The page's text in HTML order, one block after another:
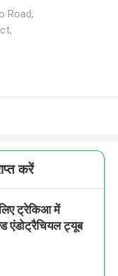
Road,
करें
ट्रेकिआ में
एंडोट्रैचियल ट्यूब